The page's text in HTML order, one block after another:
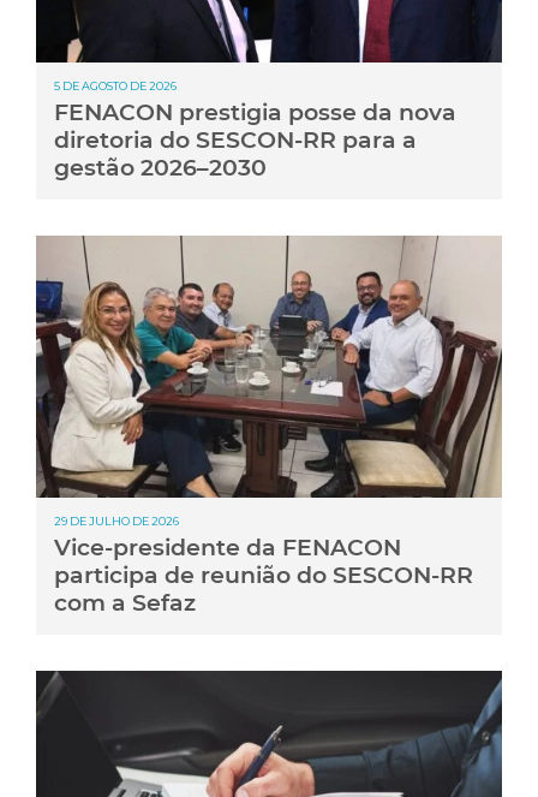
5 DE AGOSTO DE 2026
FENACON prestigia posse da nova
diretoria do SESCON-RR para a
gestão 2026–2030
29 DE JULHO DE 2026
Vice-presidente da FENACON
participa de reunião do SESCON-RR
com a Sefaz